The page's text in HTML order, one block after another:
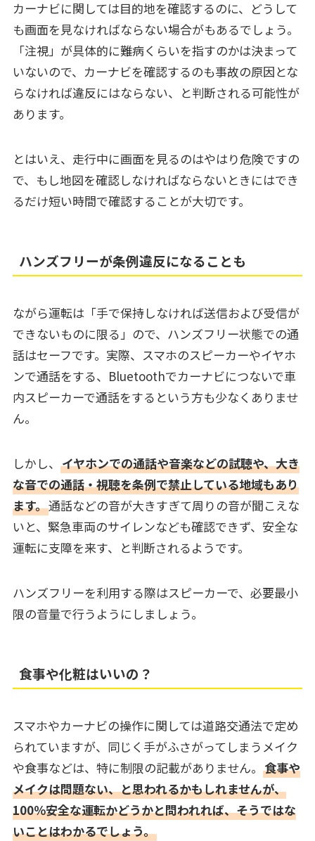
カーナビに関しては目的地を確認するのに、どうして
も画面を見なければならない場合がもあるでしょう。
「注視」が具体的に難病くらいを指すのかは決まって
いないので、カーナビを確認するのも事故の原因とな
らなければ違反にはならない、と判断される可能性が
あります。
とはいえ、走行中に画面を見るのはやはり危険ですの
で、もし地図を確認しなければならないときにはでき
るだけ短い時間で確認することが大切です。
ハンズフリーが条例違反になることも
ながら運転は「手で保持しなければ送信および受信が
できないものに限る」ので、ハンズフリー状態での通
話はセーフです。実際、スマホのスピーカーやイヤホ
ンで通話をする、Bluetoothでカーナビにつないで車
内スピーカーで通話をするという方も少なくありませ
ん。
しかし、 イヤホンでの通話や音楽などの試聴や、大き
な音での通話・視聴を条例で禁止している地域もあり
ます。通話などの音が大きすぎて周りの音が聞こえな
いと、緊急車両のサイレンなども確認できず、安全な
運転に支障を来す、と判断されるようです。
ハンズフリーを利用する際はスピーカーで、必要最小
限の音量で行うようにしましょう。
食事や化粧はいいの？
スマホやカーナビの操作に関しては道路交通法で定め
られていますが、同じく手がふさがってしまうメイク
や食事などは、特に制限の記載がありません。 食事や
メイクは問題ない、と思われるかもしれませんが、
100％安全な運転かどうかと問われれば、そうではな
いことはわかるでしょう。